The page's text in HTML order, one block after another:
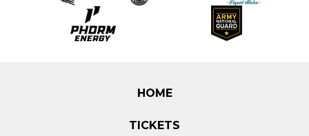
HOME
TICKETS